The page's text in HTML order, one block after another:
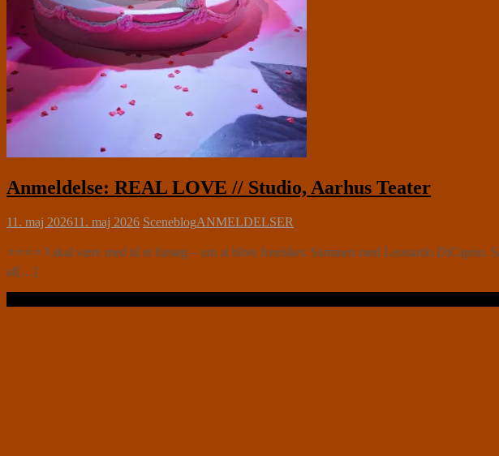
Anmeldelse: REAL LOVE // Studio, Aarhus Teater
11. maj 202611. maj 2026 SceneblogANMELDELSER
⭐⭐⭐⭐ I skal være med til et forsøg – om at blive forelsket. Sammen med Leonardo
af[…]